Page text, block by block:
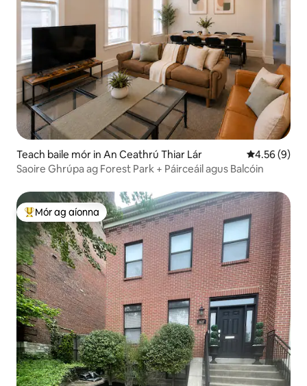
Teach baile mór in An Ceathrú Thiar Lár Meánrátáil
4.56 (9)
Saoire Ghrúpa ag Forest Park + Páirceáil agus Balcóin
An-mhór ag aíonna
Mór ag aíonna